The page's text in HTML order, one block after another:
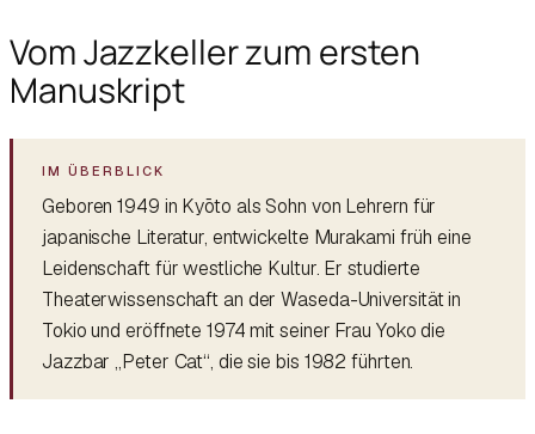
Vom Jazzkeller zum ersten
Manuskript
Geboren 1949 in Kyōto als Sohn von Lehrern für
japanische Literatur, entwickelte Murakami früh eine
Leidenschaft für westliche Kultur. Er studierte
Theaterwissenschaft an der Waseda-Universität in
Tokio und eröffnete 1974 mit seiner Frau Yoko die
Jazzbar „Peter Cat“, die sie bis 1982 führten.